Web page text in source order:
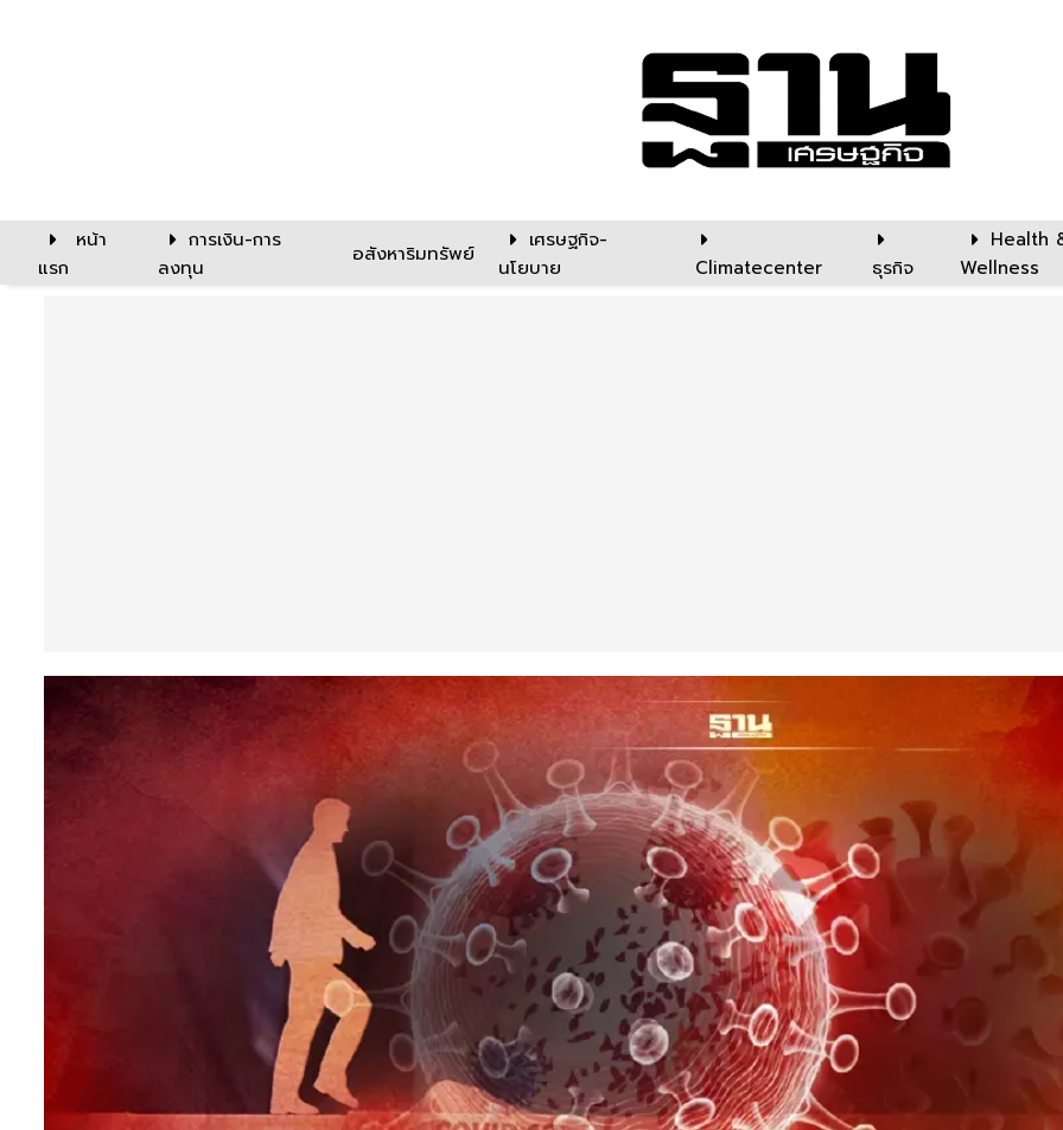
หน้า
แรก
การเงิน-การ
ลงทุน
อสังหาริมทรัพย์
เศรษฐกิจ-
นโยบาย
Climatecenter ธุรกิจ
Health
Wellness